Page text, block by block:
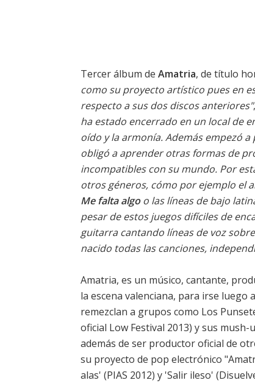
Tercer álbum de Amatria, de título
como su proyecto artístico pues en
respecto a sus dos discos anteriores"
ha estado encerrado en un local de
oído y la armonía. Además empezó
obligó a aprender otras formas de
incompatibles con su mundo. Por
otros géneros, cómo por ejemplo el
Me falta algoo las líneas de bajo
pesar de estos juegos difíciles de
guitarra cantando líneas de voz
nacido todas las canciones,
Amatria, es un músico, cantante,
la escena valenciana, para irse luego
remezclan a grupos como Los
oficial Low Festival 2013) y sus
además de ser productor oficial de
su proyecto de pop electrónico
alas' (PIAS 2012) y 'Salir ileso'